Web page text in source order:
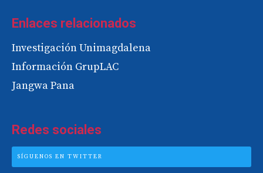
Enlaces relacionados
Investigación Unimagdalena
Información GrupLAC
Jangwa Pana
Redes sociales
SÍGUENOS EN TWITTER